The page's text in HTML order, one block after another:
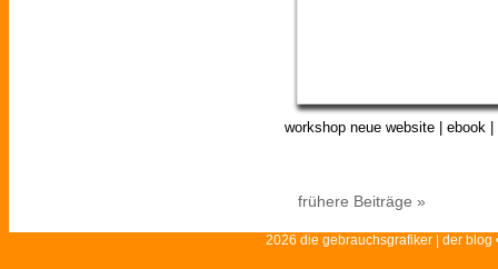
workshop neue website | ebook
frühere Beiträge »
2026 die gebrauchsgrafiker | der blog